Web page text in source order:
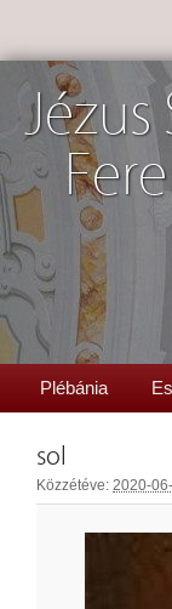
Jézus
Plébánia
sol
Közzétéve: 2020-